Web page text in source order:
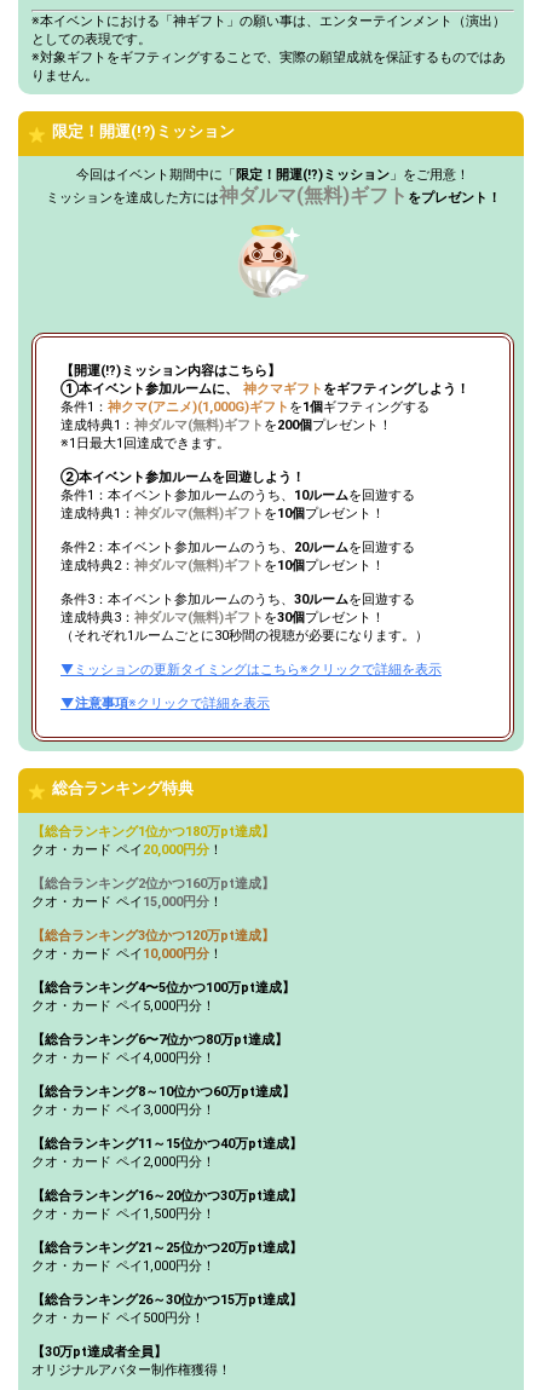
14 60000
がついているリスナーさんが
来たときにやる、自分だけの
コールを考えてみよう！
15 70000
全員に挨拶できたか、見直し
80000
ロックランキング1位特典獲
得条件達成！
ロワー数を何人増やしたい
か、目標を発表しよう！
10万pt達成！[Silver1〜3]ブロ
条件達成！
120000
いつも配信に来てくれるリス
ナーさんの中で、ニックネー
ムの由来が気になる人を発表
しよう！
140000
イベント期間中にどのくらい
配信をするかを決めて、宣言
しよう！
15万pt達成！総合ランキング
26〜30位特典獲得条件達成！
今、壇上にいるリスナーさん
の名前を呼んでみよう！
200000
20万pt達成！総合ランキング
21〜25位特典獲得条件達成！
更に上位を目指そう！
220000
ある文章を見直してみよう！
自分にどのくらいギフトがギ
ートにメモしておこう！
26 280000
神クマギフトをギフティング
された時のお礼を考えてみよ
う！
27 300000
30万pt達成！総合ランキング
16〜20位特典獲得条件達成&
得！
28 330000
り取りやパフォーマンスがあ
れば、披露してみよう！
テロップ機能をつかって、イ
ベント貢献ランキング1位の
リスナーさんに感謝の気持ち
を書こう！
30 400000
40万pt達成！総合ランキング
11〜15位特典獲得条件達成！
更に上位を目指そう！
31 500000
イベント期間中にルームフォ
ロワー数を何人増やしたい
か、目標を発表しよう！
32 600000
60万pt達成！総合ランキング
8〜10位特典獲得条件達成！
更に上位を目指そう！
33 800000
6〜7位特典獲得条件達成！更
に上位を目指そう！
※本イベントにおける「神ギフト」の願い事は、エンターテインメント（演出）
としての表現です。
※対象ギフトをギフティングすることで、実際の願望成就を保証するものではあ
りません。
限定！開運(!?)ミッション
今回はイベント期間中に「 限定！開運(!?)ミッション 」をご用意！
ミッションを達成した方には神ダルマ(無料)ギフト をプレゼント！
【開運(!?)ミッション内容はこちら】
①本イベント参加ルームに、 神クマギフト をギフティングしよう！
条件1： 神クマ(アニメ)(1,000G)ギフト を1個ギフティングする
達成特典1： 神ダルマ(無料)ギフト を200個プレゼント！
※1日最大1回達成できます。
②本イベント参加ルームを回遊しよう！
条件1：本イベント参加ルームのうち、 10ルームを回遊する
達成特典1： 神ダルマ(無料)ギフト を10個プレゼント！
条件2：本イベント参加ルームのうち、 20ルームを回遊する
達成特典2： 神ダルマ(無料)ギフト を10個プレゼント！
条件3：本イベント参加ルームのうち、 30ルームを回遊する
達成特典3： 神ダルマ(無料)ギフト を30個プレゼント！
（それぞれ1ルームごとに30秒間の視聴が必要になります。）
▼ミッションの更新タイミングはこちら※クリックで詳細を表示
▼注意事項※クリックで詳細を表示
総合ランキング特典
【総合ランキング1位かつ180万pt達成】
クオ・カード ペイ 20,000円分 ！
【総合ランキング2位かつ160万pt達成】
クオ・カード ペイ 15,000円分 ！
【総合ランキング3位かつ120万pt達成】
クオ・カード ペイ 10,000円分 ！
【総合ランキング4〜5位かつ100万pt達成】
クオ・カード ペイ5,000円分！
【総合ランキング6〜7位かつ80万pt達成】
クオ・カード ペイ4,000円分！
【総合ランキング8～10位かつ60万pt達成】
クオ・カード ペイ3,000円分！
【総合ランキング11～15位かつ40万pt達成】
クオ・カード ペイ2,000円分！
【総合ランキング16～20位かつ30万pt達成】
クオ・カード ペイ1,500円分！
【総合ランキング21～25位かつ20万pt達成】
クオ・カード ペイ1,000円分！
【総合ランキング26～30位かつ15万pt達成】
クオ・カード ペイ500円分！
【30万pt達成者全員】
オリジナルアバター制作権獲得！